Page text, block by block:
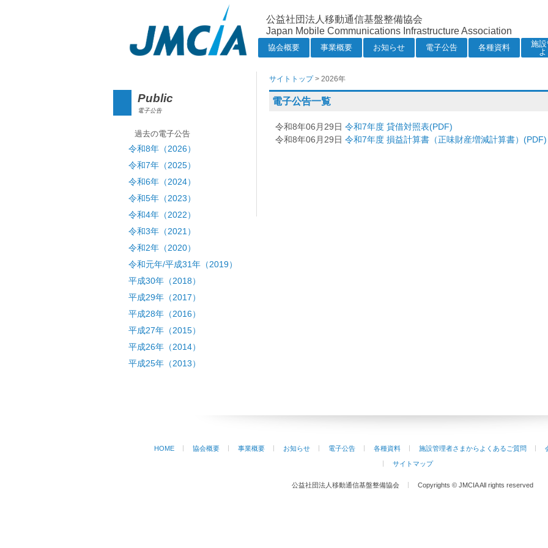
公益社団法人移動通信基盤整備協会
Japan Mobile Communications Infrastructure Association
協会概要 事業概要 お知らせ 電子公告 各種資料
施
サイトトップ> 2026年
電子公告一覧
令和8年06月29日 令和7年度 貸借対照表(PDF)
令和8年06月29日 令和7年度 損益計算書（正味財産増減計算書）(PDF)
Public
電子公告
過去の電子公告
令和8年（2026）
令和7年（2025）
令和6年（2024）
令和5年（2023）
令和4年（2022）
令和3年（2021）
令和2年（2020）
令和元年/平成31年（2019）
平成30年（2018）
平成29年（2017）
平成28年（2016）
平成27年（2015）
平成26年（2014）
平成25年（2013）
HOME 協会概要 事業概要 お知らせ 電子公告 各種資料 施設管理者さまからよくあるご質問
サイトマップ
公益社団法人移動通信基盤整備協会 Copyrights © JMCIA All rights reserved